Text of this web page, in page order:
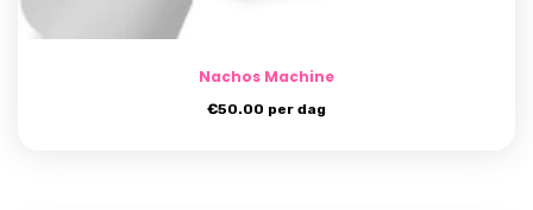
Nachos Machine
€50.00 per dag